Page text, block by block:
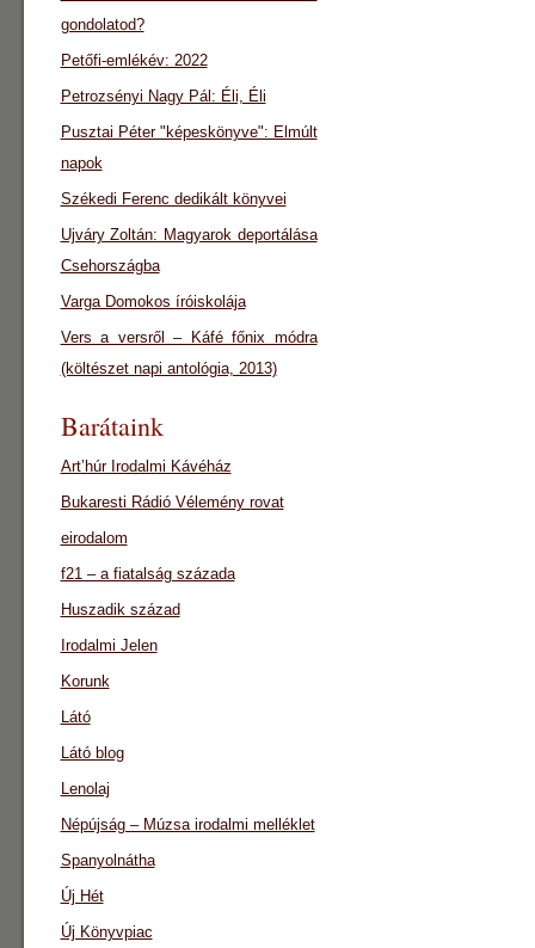
gondolatod?
Petőfi-emlékév: 2022
Petrozsényi Nagy Pál: Éli, Éli
Pusztai Péter "képeskönyve": Elmúlt
napok
Székedi Ferenc dedikált könyvei
Ujváry Zoltán: Magyarok deportálása
Csehországba
Varga Domokos íróiskolája
Vers a versről – Káfé főnix módra
(költészet napi antológia, 2013)
Barátaink
Art’húr Irodalmi Kávéház
Bukaresti Rádió Vélemény rovat
eirodalom
f21 – a fiatalság százada
Huszadik század
Irodalmi Jelen
Korunk
Látó
Látó blog
Lenolaj
Népújság – Múzsa irodalmi melléklet
Spanyolnátha
Új Hét
Új Könyvpiac